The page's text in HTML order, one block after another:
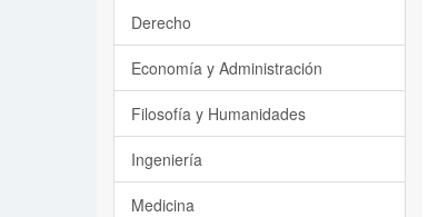
Derecho
Economía y Administración
Filosofía y Humanidades
Ingeniería
Medicina